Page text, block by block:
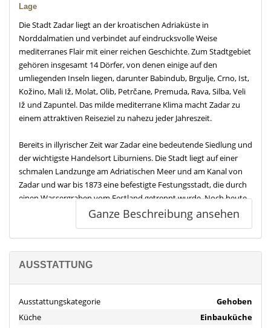
Lage
Die Stadt Zadar liegt an der kroatischen Adriaküste in
Norddalmatien und verbindet auf eindrucksvolle Weise
mediterranes Flair mit einer reichen Geschichte. Zum Stadtgebiet
gehören insgesamt 14 Dörfer, von denen einige auf den
umliegenden Inseln liegen, darunter Babindub, Brgulje, Crno, Ist,
Kožino, Mali Iž, Molat, Olib, Petrčane, Premuda, Rava, Silba, Veli
Iž und Zapuntel. Das milde mediterrane Klima macht Zadar zu
einem attraktiven Reiseziel zu nahezu jeder Jahreszeit.
Bereits in illyrischer Zeit war Zadar eine bedeutende Siedlung und
der wichtigste Handelsort Liburniens. Die Stadt liegt auf einer
schmalen Landzunge am Adriatischen Meer und am Kanal von
Zadar und war bis 1873 eine befestigte Festungsstadt, die durch
einen Wassergraben vom Festland getrennt wurde. Noch heute
zeugen der große Hafen und die vier historischen Stadttore von
Fragment eines römischen Triumphbogens sowie die nach einem
Entwurf von Sanmicheli errichtete Porta di Terraferma.
Plätze wie der Herrenplatz mit dem ehemaligen
Hauptwachtgebäude und der Gradska Straža, in der sich heute
Ganze Beschreibung ansehen
AUSSTATTUNG
Ausstattungskategorie
Gehoben
Küche
Einbauküche